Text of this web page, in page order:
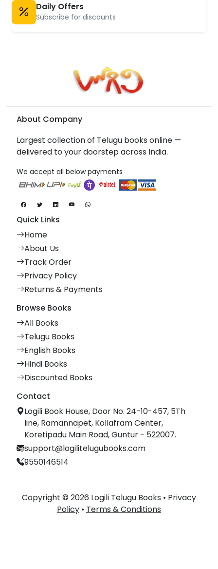
Daily Offers
Subscribe for discounts
About Company
Largest collection of Telugu books online —
delivered to your doorstep across India.
We accept all below payments
Quick Links
Home
About Us
Track Order
Privacy Policy
Returns & Payments
Browse Books
All Books
Telugu Books
English Books
Hindi Books
Discounted Books
Contact
Logili Book House, Door No. 24-10-457, 5Th
line, Ramannapet, Kollafram Center,
Koretipadu Main Road, Guntur - 522007.
support@logilitelugubooks.com
9550146514
Copyright © 2026 Logili Telugu Books • Privacy
Policy • Terms & Conditions